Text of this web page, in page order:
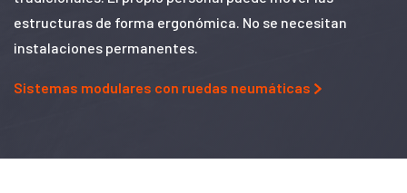
estructuras de forma ergonómica. No se necesitan
instalaciones permanentes.
Sistemas modulares con ruedas neumáticas